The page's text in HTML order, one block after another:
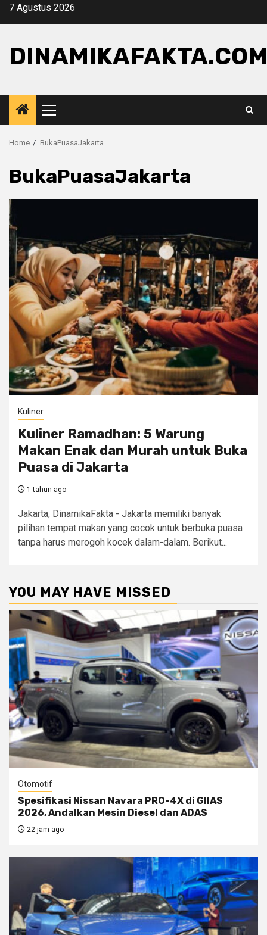
Skip7 Agustus 2026
Primary
Menu
Home BukaPuasaJakarta
BukaPuasaJakarta
Kuliner
Kuliner Ramadhan: 5 Warung
Makan Enak dan Murah untuk Buka
Puasa di Jakarta
1 tahun ago
Jakarta, DinamikaFakta - Jakarta memiliki banyak
pilihan tempat makan yang cocok untuk berbuka puasa
tanpa harus merogoh kocek dalam-dalam. Berikut...
YOU MAY HAVE MISSED
Otomotif
Spesifikasi Nissan Navara PRO-4X di GIIAS
2026, Andalkan Mesin Diesel dan ADAS
22 jam ago